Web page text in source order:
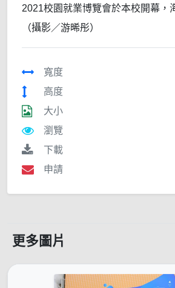
2021校園就業博覽會於本校開幕，
（攝影／游晞彤）
寬度
高度
大小
瀏覽
下載
申請
更多圖片